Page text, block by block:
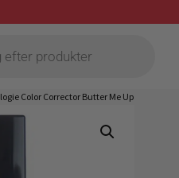
Color Corrector Butter Me Up